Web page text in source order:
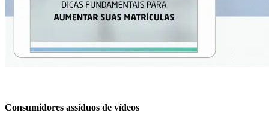
Consumidores assíduos de vídeos